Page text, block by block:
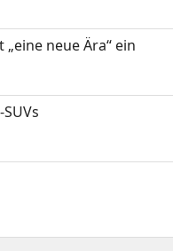
neue Ära“ ein